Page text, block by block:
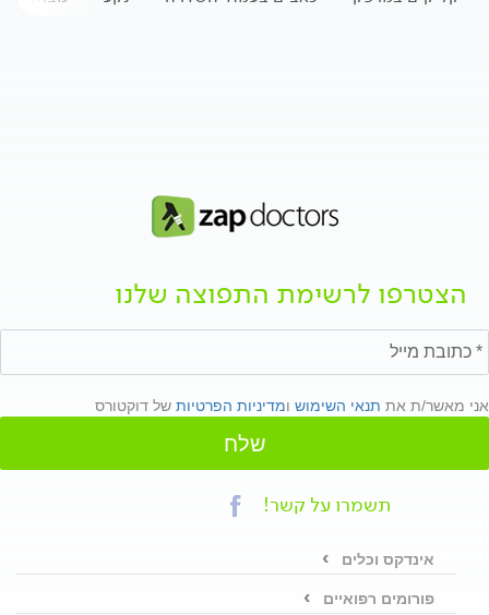
הצטרפו לרשימת התפוצה שלנו
אני מאשר/ת את תנאי השימוש ומדיניות הפרטיות של דוקטורס
שלח
תשמרו על קשר!
אינדקס וכלים
פורומים רפואיים